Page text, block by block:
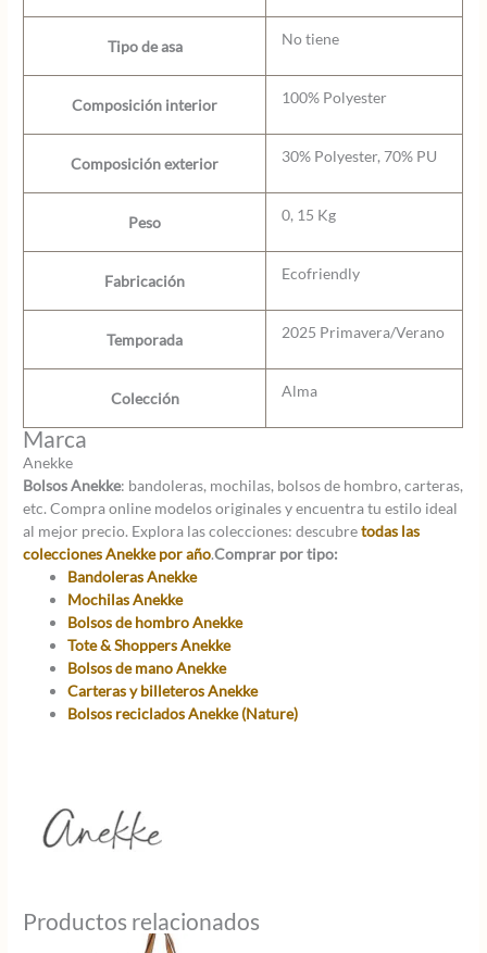
Tipo de asa No tiene
Composición interior 100% Polyester
Composición exterior 30% Polyester, 70% PU
Peso 0, 15 Kg
Fabricación Ecofriendly
Temporada 2025 Primavera/Verano
Colección Alma
Marca
Anekke
Bolsos Anekke: bandoleras, mochilas, bolsos de hombro, carteras,
etc. Compra online modelos originales y encuentra tu estilo ideal
al mejor precio. Explora las colecciones: descubretodas las
colecciones Anekke por año.Comprar por tipo:
Bandoleras Anekke
Mochilas Anekke
Bolsos de hombro Anekke
Tote & Shoppers Anekke
Bolsos de mano Anekke
Carteras y billeteros Anekke
Bolsos reciclados Anekke (Nature)
Productos relacionados